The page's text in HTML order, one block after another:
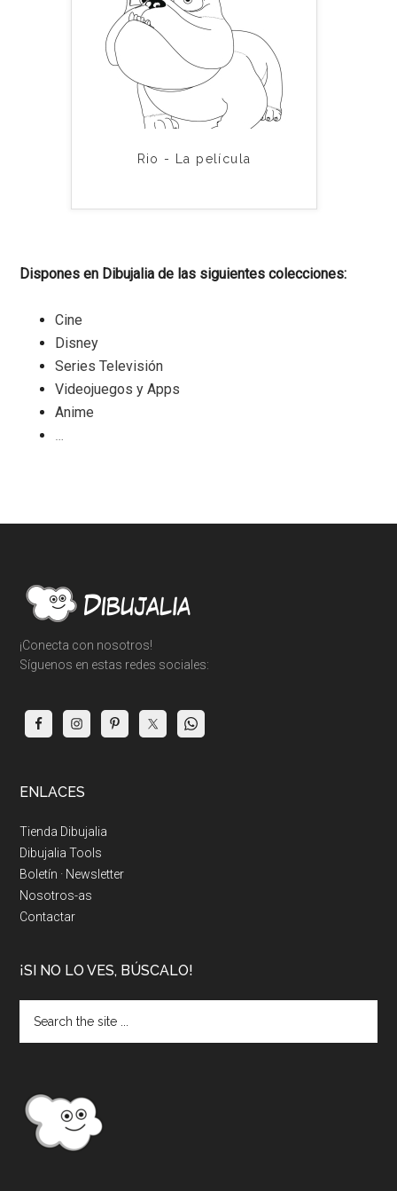
Rio - La película
Dispones en Dibujalia de las siguientes colecciones:
Cine
Disney
Series Televisión
Videojuegos y Apps
Anime
…
Footer
¡Conecta con nosotros!
Síguenos en estas redes sociales:
ENLACES
Tienda Dibujalia
Dibujalia Tools
Boletín · Newsletter
Nosotros-as
Contactar
¡SI NO LO VES, BÚSCALO!
the